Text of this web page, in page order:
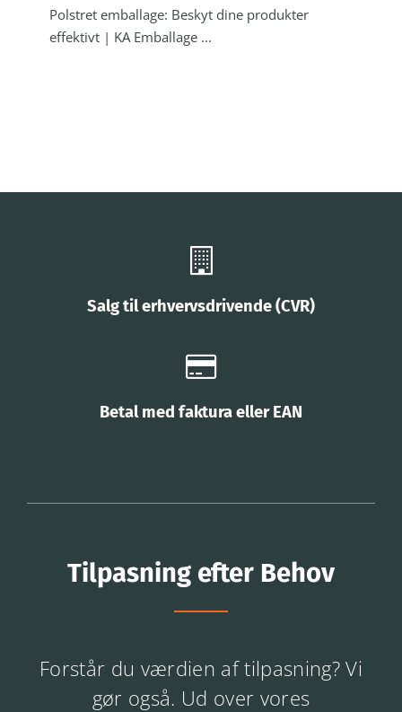
Polstret emballage: Beskyt dine produkter
effektivt | KA Emballage ...
Salg til erhvervsdrivende (CVR)
Betal med faktura eller EAN
Tilpasning efter Behov
Forstår du værdien af tilpasning? Vi
gør også. Ud over vores